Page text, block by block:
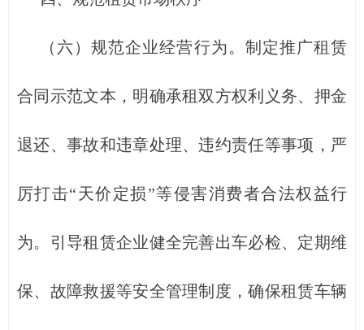
（六）规范企业经营行为。制定推广租赁
合同示范文本，明确承租双方权利义务、押金
退还、事故和违章处理、违约责任等事项，严
厉打击“天价定损”等侵害消费者合法权益行
为。引导租赁企业健全完善出车必检、定期维
保、故障救援等安全管理制度，确保租赁车辆